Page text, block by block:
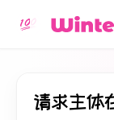
请求主体